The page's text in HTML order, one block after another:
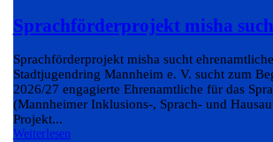
Sprachförderprojekt misha
Sprachförderprojekt misha sucht
Stadtjugendring Mannheim e. V. sucht zum
2026/27 engagierte Ehrenamtliche für das
(Mannheimer Inklusions-, Sprach- und
Projekt...
Weiterlesen